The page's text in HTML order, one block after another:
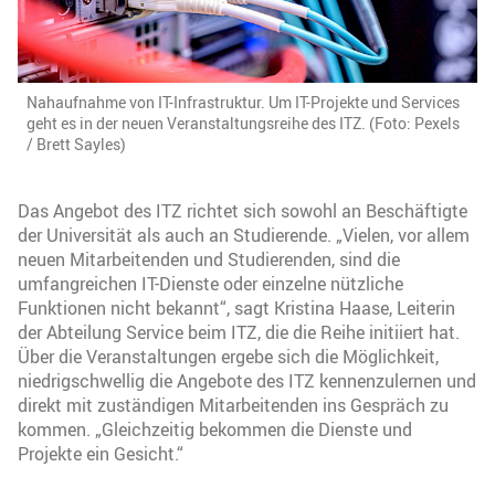
Nahaufnahme von IT-Infrastruktur. Um IT-Projekte und Services
geht es in der neuen Veranstaltungsreihe des ITZ. (Foto: Pexels
/ Brett Sayles)
Das Angebot des ITZ richtet sich sowohl an Beschäftigte
der Universität als auch an Studierende. „Vielen, vor allem
neuen Mitarbeitenden und Studierenden, sind die
umfangreichen IT-Dienste oder einzelne nützliche
Funktionen nicht bekannt“, sagt Kristina Haase, Leiterin
der Abteilung Service beim ITZ, die die Reihe initiiert hat.
Über die Veranstaltungen ergebe sich die Möglichkeit,
niedrigschwellig die Angebote des ITZ kennenzulernen und
direkt mit zuständigen Mitarbeitenden ins Gespräch zu
kommen. „Gleichzeitig bekommen die Dienste und
Projekte ein Gesicht.“